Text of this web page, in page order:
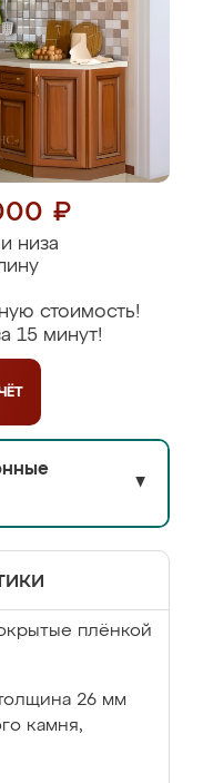
₽
низа
стоимость!
15 минут!
▼
плёнкой
26 мм
камня,